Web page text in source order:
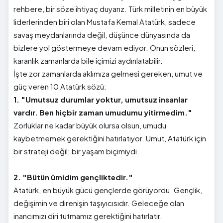
rehbere, bir söze ihtiyaç duyarız. Türk milletinin en büyük
liderlerinden biri olan Mustafa Kemal Atatürk, sadece
savaş meydanlarında değil, düşünce dünyasında da
bizlere yol göstermeye devam ediyor. Onun sözleri,
karanlık zamanlarda bile içimizi aydınlatabilir.
İşte zor zamanlarda aklımıza gelmesi gereken, umut ve
güç veren 10 Atatürk sözü:
1. "Umutsuz durumlar yoktur, umutsuz insanlar
vardır. Ben hiçbir zaman umudumu yitirmedim."
Zorluklar ne kadar büyük olursa olsun, umudu
kaybetmemek gerektiğini hatırlatıyor. Umut, Atatürk için
bir strateji değil; bir yaşam biçimiydi.
2. "Bütün ümidim gençliktedir."
Atatürk, en büyük gücü gençlerde görüyordu. Gençlik,
değişimin ve direnişin taşıyıcısıdır. Geleceğe olan
inancımızı diri tutmamız gerektiğini hatırlatır.